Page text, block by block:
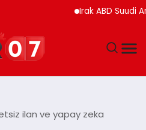
Irak ABD Suudi
ilan ve yapay zeka